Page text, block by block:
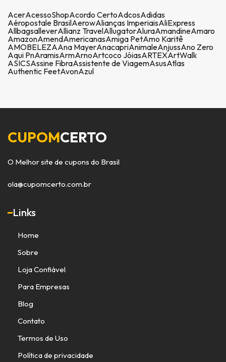
AcerAcessoShopAcordo CertoAdcosAdidas
Aéropostale BrasilAerowAlianças ImperiaisAliExpress
AllbagsalleverAllianz TravelAllugatorAluraAmandineAmaro
AmazonAmendAmericanasAmiga PetAmo Karitê
AMOBELEZAAna MayerAnacapriAnimaleAnjussAno Zero
Aqui PnAramisArmArnoArtcoco JóiasARTEXArtWalk
ASICSAssine FibraAssistente de ViagemAsusAtlas
Authentic FeetAvonAzul
CUPOMCERTO
O Melhor site de cupons do Brasil
ola@cupomcerto.com.br
Links
Home
Sobre
Loja Confiável
Para Empresas
Blog
Contato
Termos de Uso
Política de privacidade